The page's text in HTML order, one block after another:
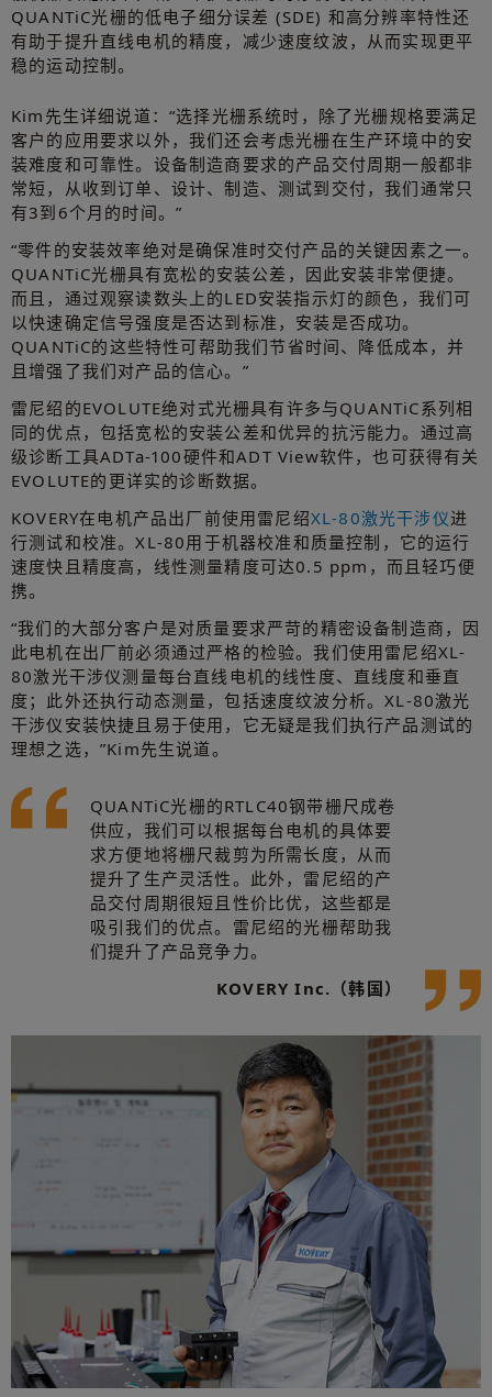
QUANTiC光栅的低电子细分误差 (SDE) 和高分辨率特性还
有助于提升直线电机的精度，减少速度纹波，从而实现更平
稳的运动控制。
Kim先生详细说道：“选择光栅系统时，除了光栅规格要满足
客户的应用要求以外，我们还会考虑光栅在生产环境中的安
装难度和可靠性。设备制造商要求的产品交付周期一般都非
常短，从收到订单、设计、制造、测试到交付，我们通常只
有3到6个月的时间。”
“零件的安装效率绝对是确保准时交付产品的关键因素之一。
QUANTiC光栅具有宽松的安装公差，因此安装非常便捷。
而且，通过观察读数头上的LED安装指示灯的颜色，我们可
以快速确定信号强度是否达到标准，安装是否成功。
QUANTiC的这些特性可帮助我们节省时间、降低成本，并
且增强了我们对产品的信心。”
雷尼绍的EVOLUTE绝对式光栅具有许多与QUANTiC系列相
同的优点，包括宽松的安装公差和优异的抗污能力。通过高
级诊断工具ADTa-100硬件和ADT View软件，也可获得有关
EVOLUTE的更详实的诊断数据。
KOVERY在电机产品出厂前使用雷尼绍XL-80激光干涉仪进
行测试和校准。XL-80用于机器校准和质量控制，它的运行
速度快且精度高，线性测量精度可达0.5 ppm，而且轻巧便
携。
“我们的大部分客户是对质量要求严苛的精密设备制造商，因
此电机在出厂前必须通过严格的检验。我们使用雷尼绍XL-
80激光干涉仪测量每台直线电机的线性度、直线度和垂直
度；此外还执行动态测量，包括速度纹波分析。XL-80激光
干涉仪安装快捷且易于使用，它无疑是我们执行产品测试的
理想之选，”Kim先生说道。
QUANTiC光栅的RTLC40钢带栅尺成卷
供应，我们可以根据每台电机的具体要
求方便地将栅尺裁剪为所需长度，从而
提升了生产灵活性。此外，雷尼绍的产
品交付周期很短且性价比优，这些都是
吸引我们的优点。雷尼绍的光栅帮助我
们提升了产品竞争力。
KOVERY Inc.（韩国）